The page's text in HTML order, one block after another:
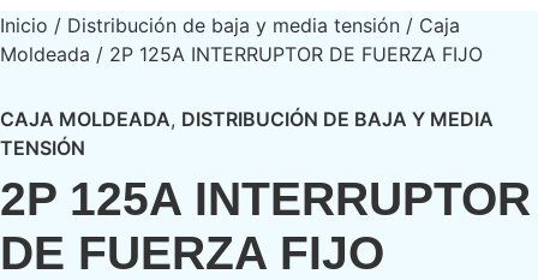
Inicio / Distribución de baja y media tensión / Caja
Moldeada / 2P 125A INTERRUPTOR DE FUERZA FIJO
CAJA MOLDEADA, DISTRIBUCIÓN DE BAJA Y MEDIA
TENSIÓN
2P 125A INTERRUPTOR
DE FUERZA FIJO